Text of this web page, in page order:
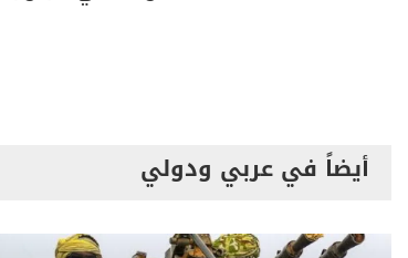
أيضاً في عربي ودولي